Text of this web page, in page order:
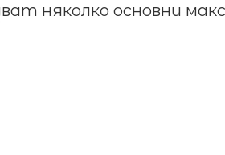
няколко основни